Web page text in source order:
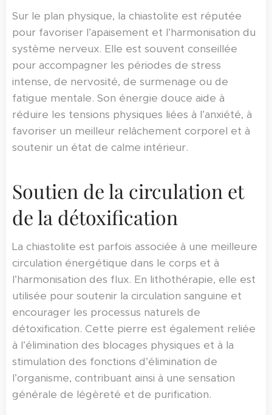
Sur le plan physique, la chiastolite est réputée
pour favoriser l’apaisement et l’harmonisation du
système nerveux. Elle est souvent conseillée
pour accompagner les périodes de stress
intense, de nervosité, de surmenage ou de
fatigue mentale. Son énergie douce aide à
réduire les tensions physiques liées à l’anxiété, à
favoriser un meilleur relâchement corporel et à
soutenir un état de calme intérieur.
Soutien de la circulation et
de la détoxification
La chiastolite est parfois associée à une meilleure
circulation énergétique dans le corps et à
l’harmonisation des flux. En lithothérapie, elle est
utilisée pour soutenir la circulation sanguine et
encourager les processus naturels de
détoxification. Cette pierre est également reliée
à l’élimination des blocages physiques et à la
stimulation des fonctions d’élimination de
l’organisme, contribuant ainsi à une sensation
générale de légèreté et de purification.